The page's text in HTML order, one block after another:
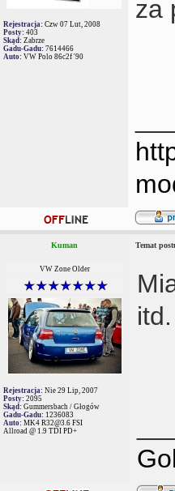
Rejestracja: Czw 07 Lut, 2008
Posty: 403
Skąd: Zabrze
Gadu-Gadu: 7614466
Auto: VW Polo 86c2f '90
za
Kuman Temat
VW Zone Older
Rejestracja: Nie 29 Lip, 2007
Posty: 2095
Skąd: Gummersbach / Głogów
Gadu-Gadu: 1236083
Auto: MK4 R32@3.6 FSI
Allroad @ 1.9 TDI PD+